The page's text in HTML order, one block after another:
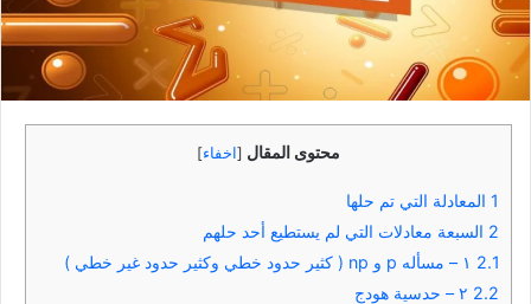
محتوى المقال [اخفاء]
1 المعادلة التي تم حلها
2 السبعة معادلات التي لم يستطيع أحد حلهم
2.1
2.2